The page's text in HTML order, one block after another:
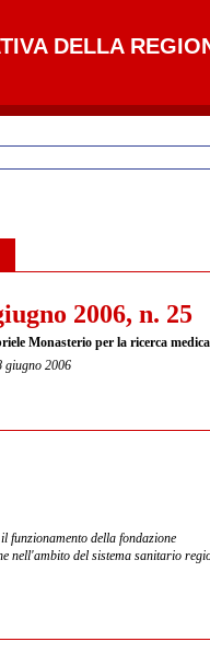
DELLA
2006, n. 25
Monasterio per la ricerca
giugno 2006
funzionamento della fondazione
nell'ambito del sistema sanitario